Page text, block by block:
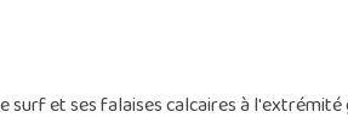
et ses falaises calcaires à l'extrémité